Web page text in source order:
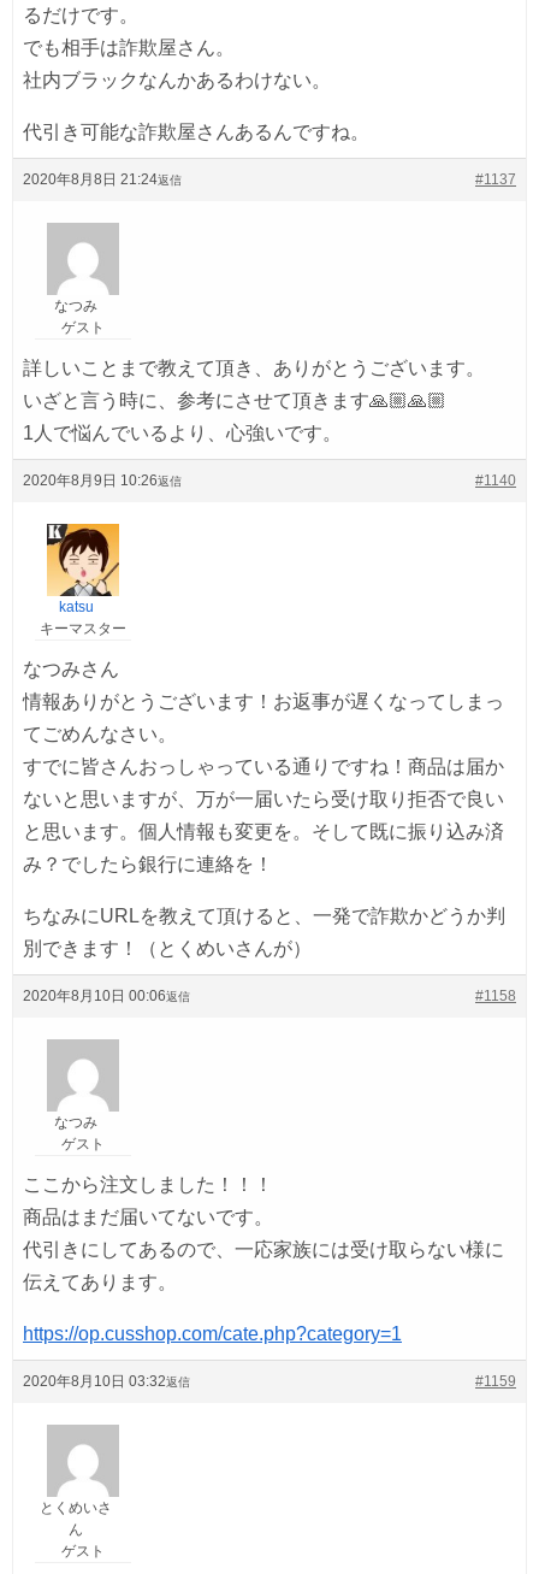
るだけです。
でも相手は詐欺屋さん。
社内ブラックなんかあるわけない。
代引き可能な詐欺屋さんあるんですね。
2020年8月8日 21:24 #1137
返信
なつみ
ゲスト
詳しいことまで教えて頂き、ありがとうございます。
いざと言う時に、参考にさせて頂きます🙏🏼🙏🏼
1人で悩んでいるより、心強いです。
2020年8月9日 10:26 #1140
返信
katsu
キーマスター
なつみさん
情報ありがとうございます！お返事が遅くなってしまっ
てごめんなさい。
すでに皆さんおっしゃっている通りですね！商品は届か
ないと思いますが、万が一届いたら受け取り拒否で良い
と思います。個人情報も変更を。そして既に振り込み済
み？でしたら銀行に連絡を！
ちなみにURLを教えて頂けると、一発で詐欺かどうか判
別できます！（とくめいさんが）
2020年8月10日 00:06 #1158
返信
なつみ
ゲスト
ここから注文しました！！！
商品はまだ届いてないです。
代引きにしてあるので、一応家族には受け取らない様に
伝えてあります。
https://op.cusshop.com/cate.php?category=1
2020年8月10日 03:32 #1159
返信
とくめいさ
ん
ゲスト